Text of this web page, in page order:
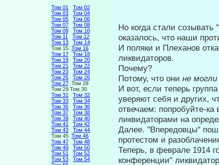
Том 01
Том 02
Том 03
Том 04
Том 05
Том 06
Том 07
Том 08
Том 09
Том 10
Том 11
Том 12
Том 13
Том 14
Том 15 Том 16
Том 17
Том 18
Том 19
Том 20
Том 21
Том 22
Том 23
Том 24
Том 25
Том 26
Том 27 Том 28
Том 29 Том 30
Том 31
Том 32
Том 33
Том 34
Том 35
Том 36
Том 37
Том 38
Том 39
Том 40
Том 41
Том 42
Том 43
Том 44
Том 45 Том 46
Том 47
Том 48
Том 49
Том 50
Том 51
Том 52
Том 53
Том 54
Но когда стали
оказалось, что наши
И поляки и Плеханов
ликви­даторов.
Почему?
Потому, что они не могли
И вот, если теперь
уверяют себя и других,
отвечаем: попробуйте-
ликвидаторами на
Далее. "Впередовцы"
про­тестом и
Теперь, в феврале 1914
конферен­ции"